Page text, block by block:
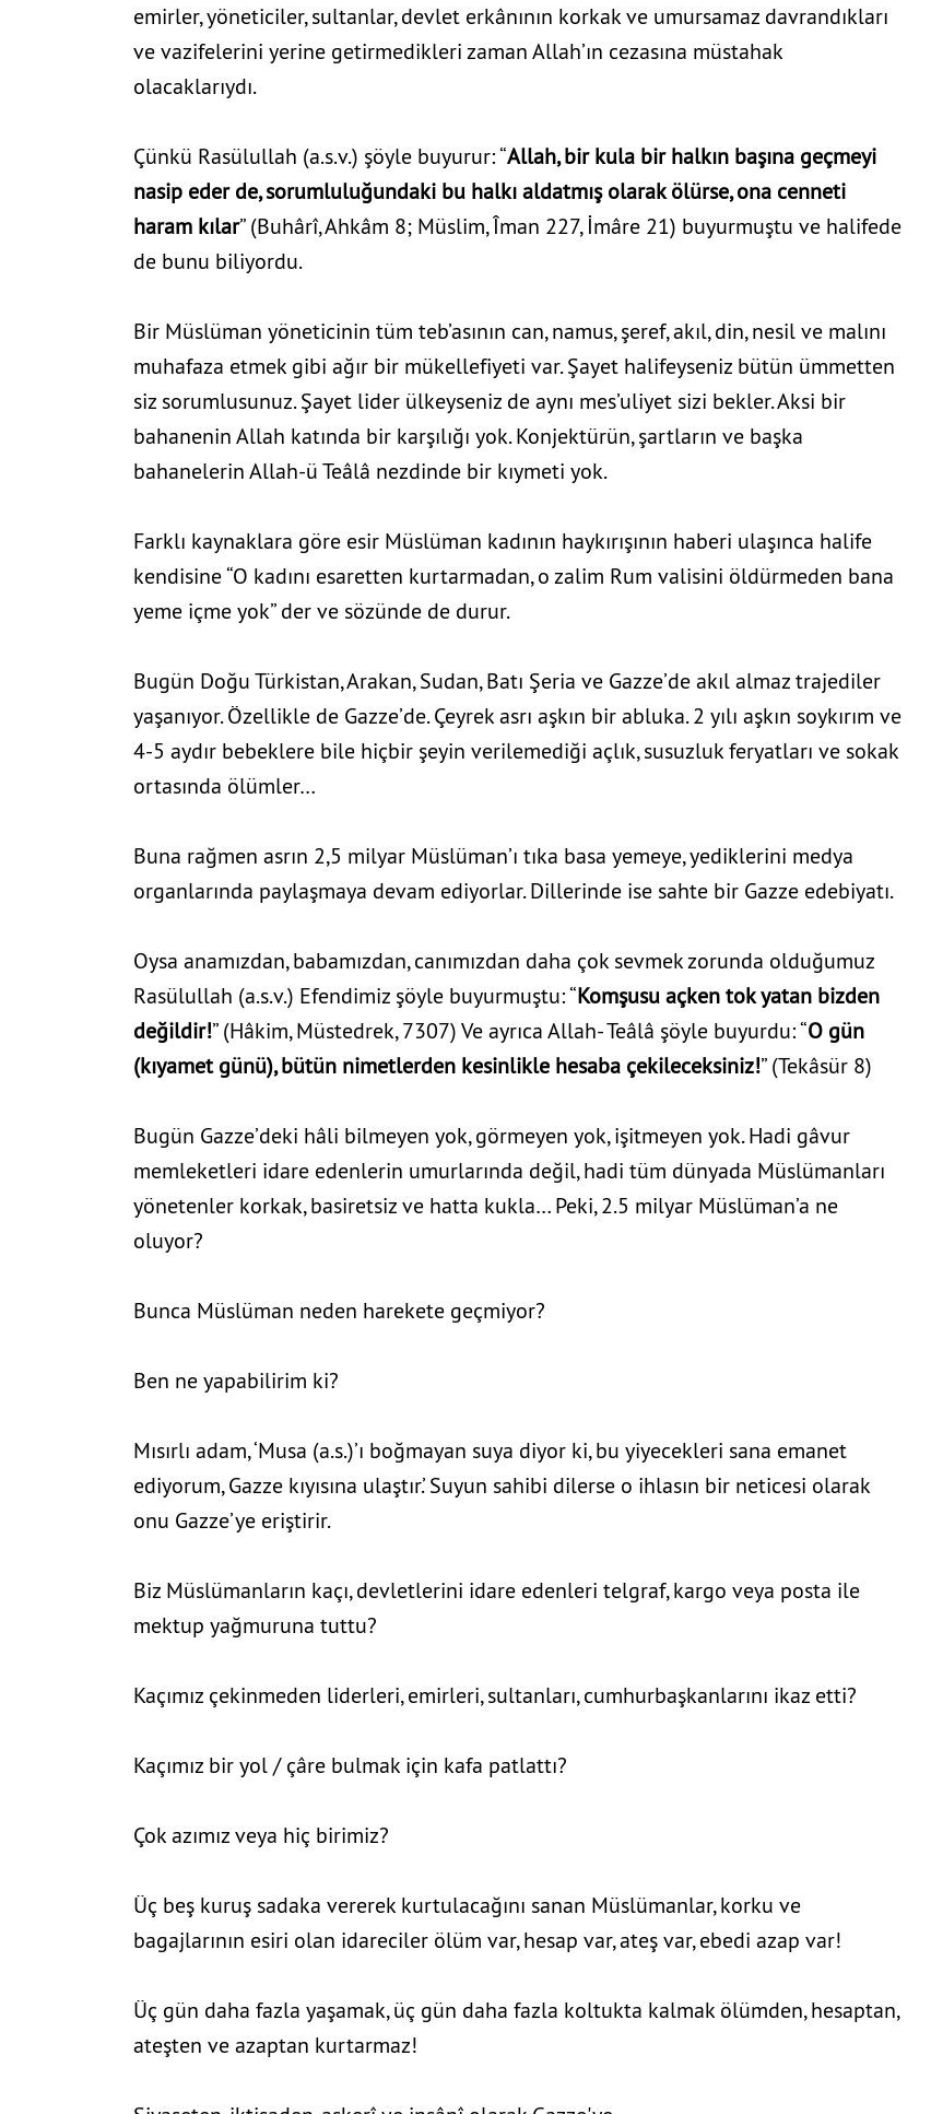
emirler, yöneticiler, sultanlar, devlet erkânının korkak ve umursamaz davrandıkları
ve vazifelerini yerine getirmedikleri zaman Allah’ın cezasına müstahak
olacaklarıydı.
Çünkü Rasülullah (a.s.v.) şöyle buyurur: “Allah, bir kula bir halkın başına geçmeyi
nasip eder de, sorumluluğundaki bu halkı aldatmış olarak ölürse, ona cenneti
haram kılar” (Buhârî, Ahkâm 8; Müslim, Îman 227, İmâre 21) buyurmuştu ve halifede
de bunu biliyordu.
Bir Müslüman yöneticinin tüm teb’asının can, namus, şeref, akıl, din, nesil ve malını
muhafaza etmek gibi ağır bir mükellefiyeti var. Şayet halifeyseniz bütün ümmetten
siz sorumlusunuz. Şayet lider ülkeyseniz de aynı mes’uliyet sizi bekler. Aksi bir
bahanenin Allah katında bir karşılığı yok. Konjektürün, şartların ve başka
bahanelerin Allah-ü Teâlâ nezdinde bir kıymeti yok.
Farklı kaynaklara göre esir Müslüman kadının haykırışının haberi ulaşınca halife
kendisine “O kadını esaretten kurtarmadan, o zalim Rum valisini öldürmeden bana
yeme içme yok” der ve sözünde de durur.
Bugün Doğu Türkistan, Arakan, Sudan, Batı Şeria ve Gazze’de akıl almaz trajediler
yaşanıyor. Özellikle de Gazze’de. Çeyrek asrı aşkın bir abluka. 2 yılı aşkın soykırım ve
4-5 aydır bebeklere bile hiçbir şeyin verilemediği açlık, susuzluk feryatları ve sokak
ortasında ölümler…
Buna rağmen asrın 2,5 milyar Müslüman’ı tıka basa yemeye, yediklerini medya
organlarında paylaşmaya devam ediyorlar. Dillerinde ise sahte bir Gazze edebiyatı.
Oysa anamızdan, babamızdan, canımızdan daha çok sevmek zorunda olduğumuz
Rasülullah (a.s.v.) Efendimiz şöyle buyurmuştu: “Komşusu açken tok yatan bizden
değildir!” (Hâkim, Müstedrek, 7307) Ve ayrıca Allah- Teâlâ şöyle buyurdu: “O gün
(kıyamet günü), bütün nimetlerden kesinlikle hesaba çekileceksiniz!” (Tekâsür 8)
Bugün Gazze’deki hâli bilmeyen yok, görmeyen yok, işitmeyen yok. Hadi gâvur
memleketleri idare edenlerin umurlarında değil, hadi tüm dünyada Müslümanları
yönetenler korkak, basiretsiz ve hatta kukla… Peki, 2.5 milyar Müslüman’a ne
oluyor?
Bunca Müslüman neden harekete geçmiyor?
Ben ne yapabilirim ki?
Mısırlı adam, ‘Musa (a.s.)’ı boğmayan suya diyor ki, bu yiyecekleri sana emanet
ediyorum, Gazze kıyısına ulaştır.’ Suyun sahibi dilerse o ihlasın bir neticesi olarak
onu Gazze’ye eriştirir.
Biz Müslümanların kaçı, devletlerini idare edenleri telgraf, kargo veya posta ile
mektup yağmuruna tuttu?
Kaçımız çekinmeden liderleri, emirleri, sultanları, cumhurbaşkanlarını ikaz etti?
Kaçımız bir yol / çâre bulmak için kafa patlattı?
Çok azımız veya hiç birimiz?
Üç beş kuruş sadaka vererek kurtulacağını sanan Müslümanlar, korku ve
bagajlarının esiri olan idareciler ölüm var, hesap var, ateş var, ebedi azap var!
Üç gün daha fazla yaşamak, üç gün daha fazla koltukta kalmak ölümden, hesaptan,
ateşten ve azaptan kurtarmaz!